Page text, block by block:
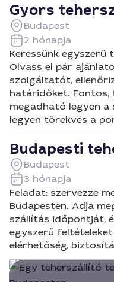
Gyors
Budapest
2 hónapja
Keressünk egyszerű
Olvass el pár
szolgáltatót,
határidőket. Fontos,
megadható legyen a
legyen törekvés a
Budapesti
Budapest
3 hónapja
Feladat: szervezze
Budapesten. Adja
szállítás időpontját,
egyszerű feltételeket
elérhetőség,